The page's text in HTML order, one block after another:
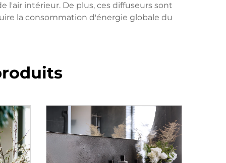
intérieur. De plus, ces diffuseurs sont
la consommation d'énergie globale du